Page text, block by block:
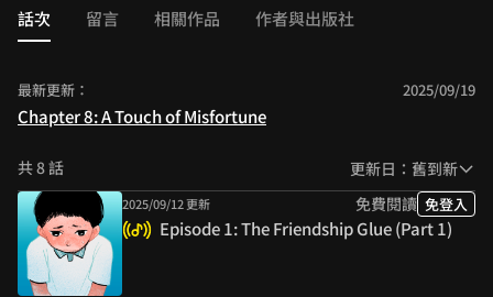
around you...
話次 留言 相關作品 作者與出版社
最新更新： 2025/09/19
Chapter 8: A Touch of Misfortune
共 8 話 更新日：舊到新
2025/09/12 更新 免費閱讀 免登入
Episode 1: The Friendship Glue (Part 1)